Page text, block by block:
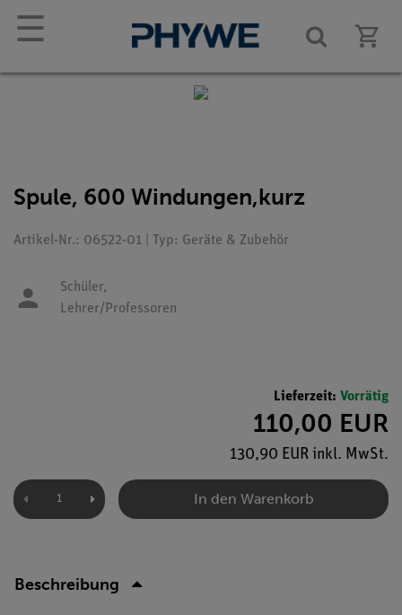
☰
Spule, 600 Windungen,kurz
Artikel-Nr.: 06522-01 | Typ: Geräte & Zubehör
Schüler,
Lehrer/Professoren
Lieferzeit: Vorrätig
110,00 EUR
130,90 EUR inkl. MwSt.
In den Warenkorb
Beschreibung